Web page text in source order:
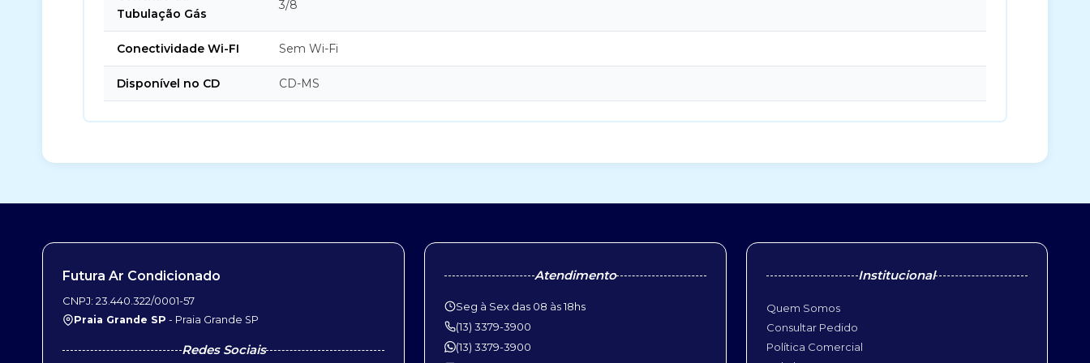
Tubulação Gás
3/8
Conectividade Wi-FI Sem Wi-Fi
Disponível no CD CD-MS
Futura Ar Condicionado
CNPJ: 23.440.322/0001-57
Praia Grande SP - Praia Grande SP
Redes Sociais
Atendimento
Seg à Sex das 08 às 18hs
(13) 3379-3900
(13) 3379-3900
Institucional
Quem Somos
Consultar Pedido
Política Comercial